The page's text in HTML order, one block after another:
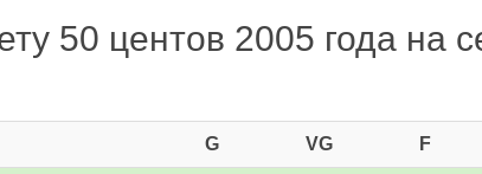
50 центов 2005 года на
G VG F